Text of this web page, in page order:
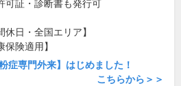
可証・診断書も発行可
休日・全国エリア】
保険適用】
症専門外来】はじめました！
こちらから＞＞